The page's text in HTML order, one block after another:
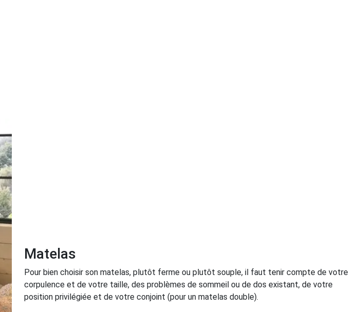
Matelas
Pour bien choisir son matelas, plutôt ferme ou plutôt souple, il faut tenir compte de votre
corpulence et de votre taille, des problèmes de sommeil ou de dos existant, de votre
position privilégiée et de votre conjoint (pour un matelas double).